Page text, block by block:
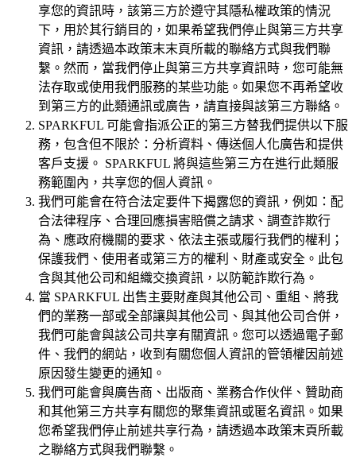
享您的資訊時，該第三方於遵守其隱私權政策的情況
下，用於其行銷目的，如果希望我們停止與第三方共享
資訊，請透過本政策末末頁所載的聯絡方式與我們聯
繫。然而，當我們停止與第三方共享資訊時，您可能無
法存取或使用我們服務的某些功能。如果您不再希望收
到第三方的此類通訊或廣告，請直接與該第三方聯絡。
SPARKFUL 可能會指派公正的第三方替我們提供以下服
務，包含但不限於：分析資料、傳送個人化廣告和提供
客戶支援。 SPARKFUL 將與這些第三方在進行此類服
務範圍內，共享您的個人資訊。
我們可能會在符合法定要件下揭露您的資訊，例如：配
合法律程序、合理回應損害賠償之請求、調查詐欺行
為、應政府機關的要求、依法主張或履行我們的權利；
保護我們、使用者或第三方的權利、財產或安全。此包
含與其他公司和組織交換資訊，以防範詐欺行為。
當 SPARKFUL 出售主要財產與其他公司、重組、將我
們的業務一部或全部讓與其他公司、與其他公司合併，
我們可能會與該公司共享有關資訊。您可以透過電子郵
件、我們的網站，收到有關您個人資訊的管領權因前述
原因發生變更的通知。
我們可能會與廣告商、出版商、業務合作伙伴、贊助商
和其他第三方共享有關您的聚集資訊或匿名資訊。如果
您希望我們停止前述共享行為，請透過本政策末頁所載
之聯絡方式與我們聯繫。